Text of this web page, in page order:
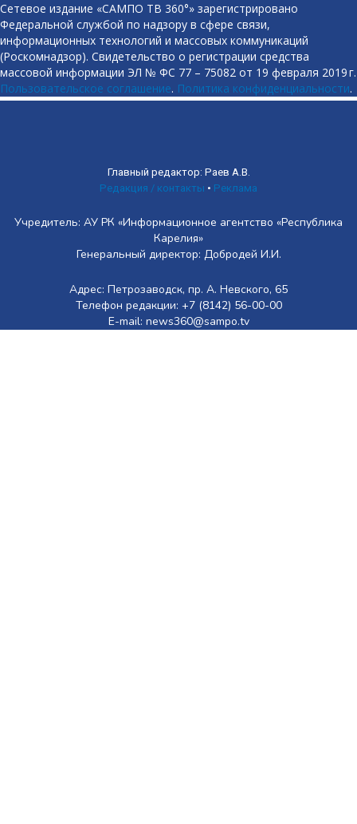
Сетевое издание «САМПО ТВ 360°» зарегистрировано
Федеральной службой по надзору в сфере связи,
информационных технологий и массовых коммуникаций
(Роскомнадзор). Свидетельство о регистрации средства
массовой информации ЭЛ № ФС 77 – 75082 от 19 февраля 2019 г.
Пользовательское соглашение. Политика конфиденциальности.
Главный редактор: Раев А.В.
Редакция / контакты • Реклама
Учредитель: АУ РК «Информационное агентство «Республика
Карелия»
Генеральный директор: Добродей И.И.
Адрес: Петрозаводск, пр. А. Невского, 65
Телефон редакции: +7 (8142) 56-00-00
E-mail: news360@sampo.tv